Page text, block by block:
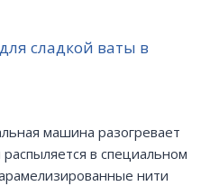
сладкой ваты в
машина разогревает
в специальном
нити